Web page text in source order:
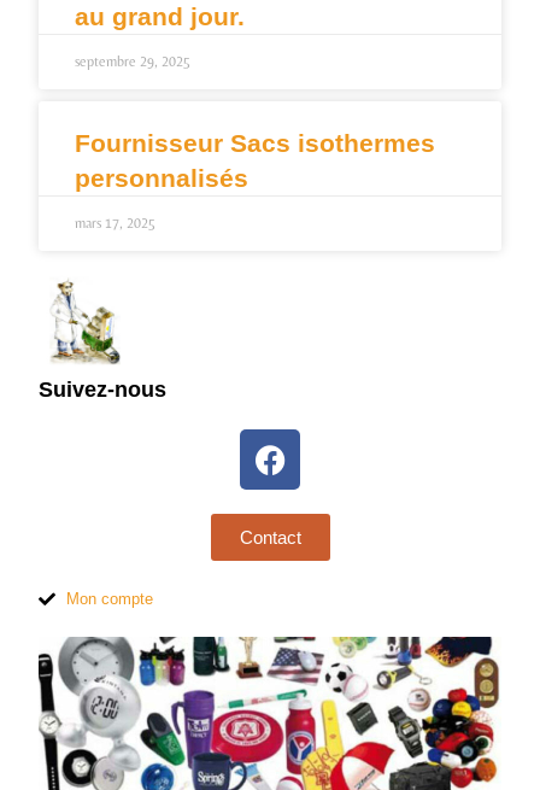
au grand jour.
septembre 29, 2025
Fournisseur Sacs isothermes
personnalisés
mars 17, 2025
Suivez-nous
Contact
Mon compte